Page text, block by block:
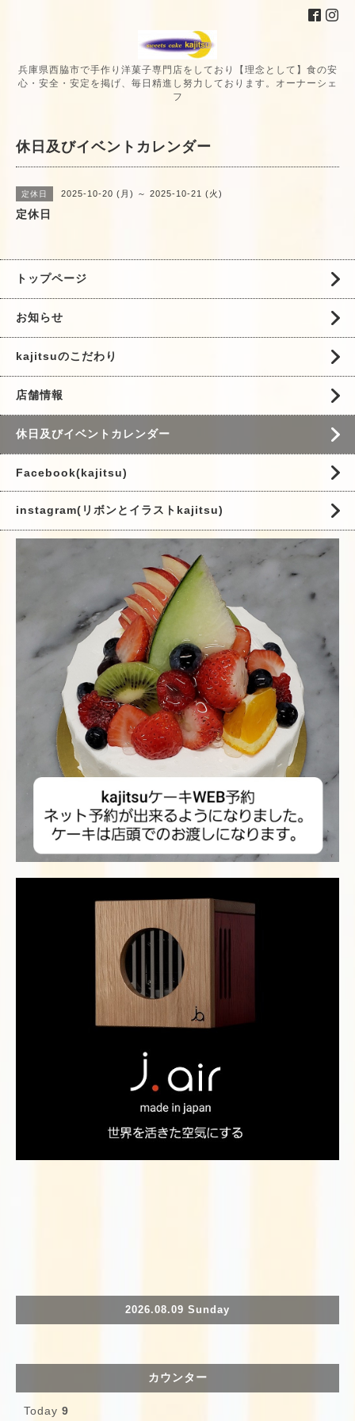
兵庫県西脇市で手作り洋菓子専門店をしており【理念として】食の安
心・安全・安定を掲げ、毎日精進し努力しております。オーナーシェ
フ
休日及びイベントカレンダー
定休日 2025-10-20 (月) ～ 2025-10-21 (火)
定休日
トップページ
お知らせ
kajitsuのこだわり
店舗情報
休日及びイベントカレンダー
Facebook(kajitsu)
instagram(リボンとイラストkajitsu)
2026.08.09 Sunday
カウンター
Today 9